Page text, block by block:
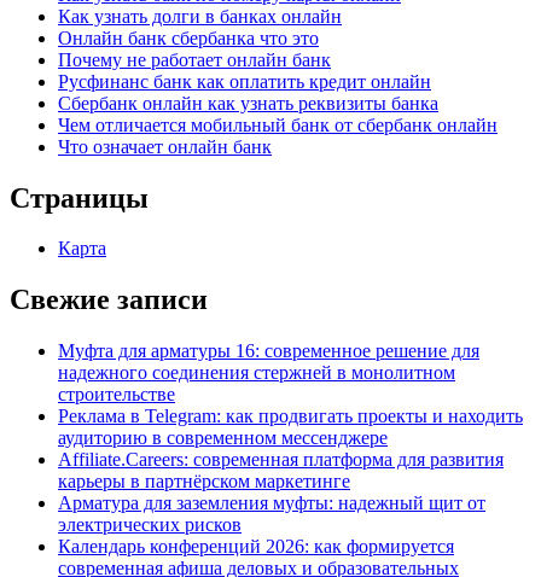
Как узнать долги в банках онлайн
Онлайн банк сбербанка что это
Почему не работает онлайн банк
Русфинанс банк как оплатить кредит онлайн
Сбербанк онлайн как узнать реквизиты банка
Чем отличается мобильный банк от сбербанк онлайн
Что означает онлайн банк
Страницы
Карта
Свежие записи
Муфта для арматуры 16: современное решение для
надежного соединения стержней в монолитном
строительстве
Реклама в Telegram: как продвигать проекты и находить
аудиторию в современном мессенджере
Affiliate.Careers: современная платформа для развития
карьеры в партнёрском маркетинге
Арматура для заземления муфты: надежный щит от
электрических рисков
Календарь конференций 2026: как формируется
современная афиша деловых и образовательных